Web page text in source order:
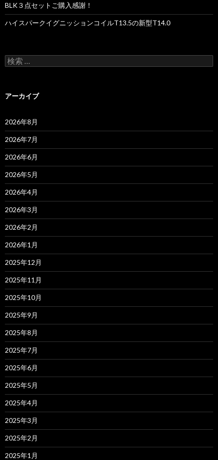
BLK３点セットご購入感謝！
ハイスパークイグニッションコイルT13.5の新型T14.0
検
索
アーカイブ
2026年8月
2026年7月
2026年6月
2026年5月
2026年4月
2026年3月
2026年2月
2026年1月
2025年12月
2025年11月
2025年10月
2025年9月
2025年8月
2025年7月
2025年6月
2025年5月
2025年4月
2025年3月
2025年2月
2025年1月